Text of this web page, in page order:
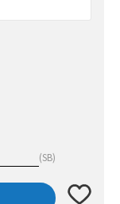
SB
Lägg till